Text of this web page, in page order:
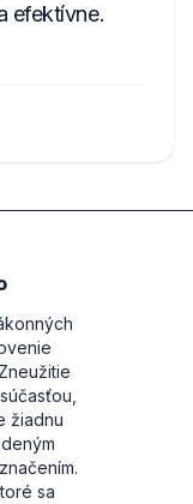
efektívne.
žiadnu
sa